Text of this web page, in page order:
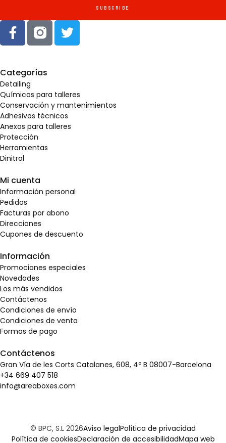
SUBSCRIBE
Categorías
Detailing
Químicos para talleres
Conservación y mantenimientos
Adhesivos técnicos
Anexos para talleres
Protección
Herramientas
Dinitrol
Mi cuenta
Información personal
Pedidos
Facturas por abono
Direcciones
Cupones de descuento
Información
Promociones especiales
Novedades
Los más vendidos
Contáctenos
Condiciones de envío
Condiciones de venta
Formas de pago
Contáctenos
Gran Vía de les Corts Catalanes, 608, 4º B 08007-Barcelona
+34 669 407 518
info@areaboxes.com
© BPC, S.L 2026Aviso legalPolítica de privacidad
Política de cookiesDeclaración de accesibilidadMapa web